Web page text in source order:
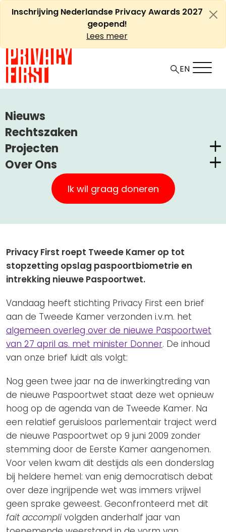
Ga
naarInschrijving Nederlandse Privacy Awards 2027
geopend!
Lees meer
Nieuws
Rechtszaken
Projecten
Nederlandse Privacy Awards
Claimstichting CUIC
PrivacyWijzer
Privacy Coalitie
PSD2-me-niet
SpecifiekeToestemming.nl
Over Ons
Privacy First
Onze Successen
Kom in actie
Contact
Privacybeleid
ANBI Status
Playlist
Ik wil graag doneren
EN
PRIVACY FIRST EIST INTREKKING NIEUWE PASPOORTWET
Privacy First eist intrekking
nieuwe Paspoortwet
Uncategorized 21 april, 2011
Privacy First roept Tweede Kamer op tot
stopzetting opslag paspoortbiometrie en
intrekking nieuwe Paspoortwet.
Vandaag heeft stichting Privacy First een brief
aan de Tweede Kamer verzonden i.v.m. het
algemeen overleg over de nieuwe Paspoortwet
van 27 april as. met minister Donner. De inhoud
van onze brief luidt als volgt:
Nog geen twee jaar na de inwerkingtreding van
de nieuwe Paspoortwet staat deze wet opnieuw
hoog op de agenda van de Tweede Kamer. Na
een relatief geruisloos parlementair traject werd
de nieuwe Paspoortwet op 9 juni 2009 zonder
stemming door de Eerste Kamer aangenomen.
Voor velen kwam dit destijds als een donderslag
bij heldere hemel: van enig democratisch debat
over deze ingrijpende wet was immers vrijwel
geen sprake geweest. Geconfronteerd met dit
fait accompli volgden anderhalf jaar van